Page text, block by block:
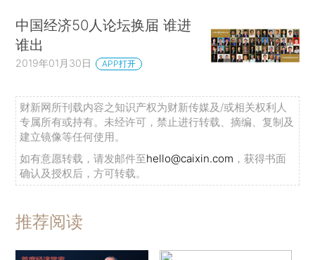
中国经济50人论坛换届 谁进
谁出
2019年01月30日 APP打开
财新网所刊载内容之知识产权为财新传媒及/或相关权利人
专属所有或持有。未经许可，禁止进行转载、摘编、复制及
建立镜像等任何使用。
如有意愿转载，请发邮件至hello@caixin.com ，获得书面
确认及授权后，方可转载。
推荐阅读